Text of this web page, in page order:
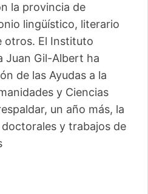
la provincia de
lingüístico, literario
otros. El Instituto
Juan Gil-Albert ha
de las Ayudas a la
y Ciencias
un año más, la
y trabajos de